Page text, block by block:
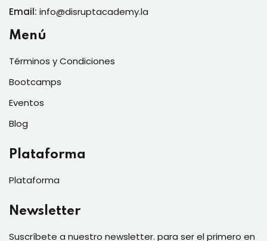
Email: info@disruptacademy.la
Menú
Términos y Condiciones
Bootcamps
Eventos
Blog
Plataforma
Plataforma
Newsletter
Suscríbete a nuestro newsletter. para ser el primero en